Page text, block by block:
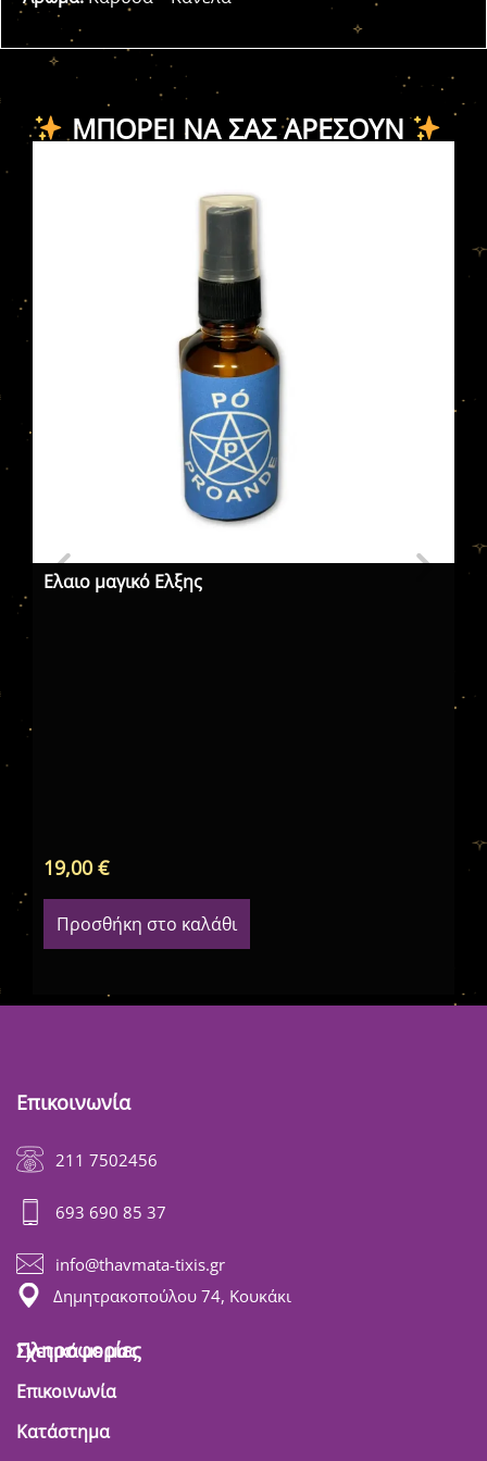
ΜΠΟΡΕΊ ΝΑ ΣΑΣ ΑΡΈΣΟΥΝ
Ελαιο μαγικό Ελξης
19,00€
Προσθήκη στο καλάθι
Επικοινωνία
211 7502456
693 690 85 37
info@thavmata-tixis.gr
Δημητρακοπούλου 74, Κουκάκι
Πληροφορίες
Σχετικά με μας
Επικοινωνία
Κατάστημα